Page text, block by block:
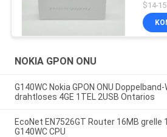
$14-
NOKIA GPON ONU
G140WC Nokia GPON ONU
drahtloses 4GE 1TEL 2USB Ontarios
EcoNet EN7526GT Router 16MB grelle
G140WC CPU